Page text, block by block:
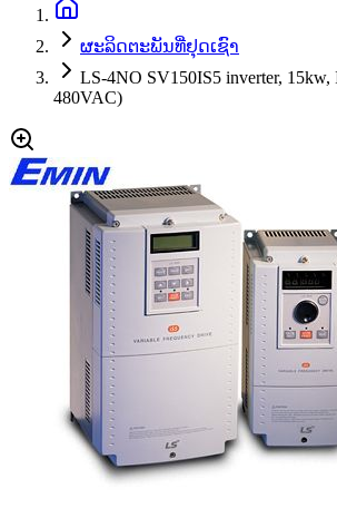
ຜະລິດຕະພັນທີ່ຢຸດເຊົາ
LS-4NO SV150IS5 inverter, 15kw,
480VAC)